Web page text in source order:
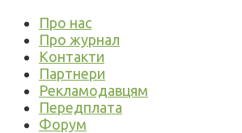
Про нас
Про журнал
Контакти
Партнери
Рекламодавцям
Передплата
Форум